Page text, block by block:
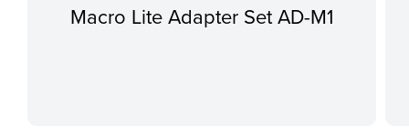
Macro Lite Adapter Set AD-M1